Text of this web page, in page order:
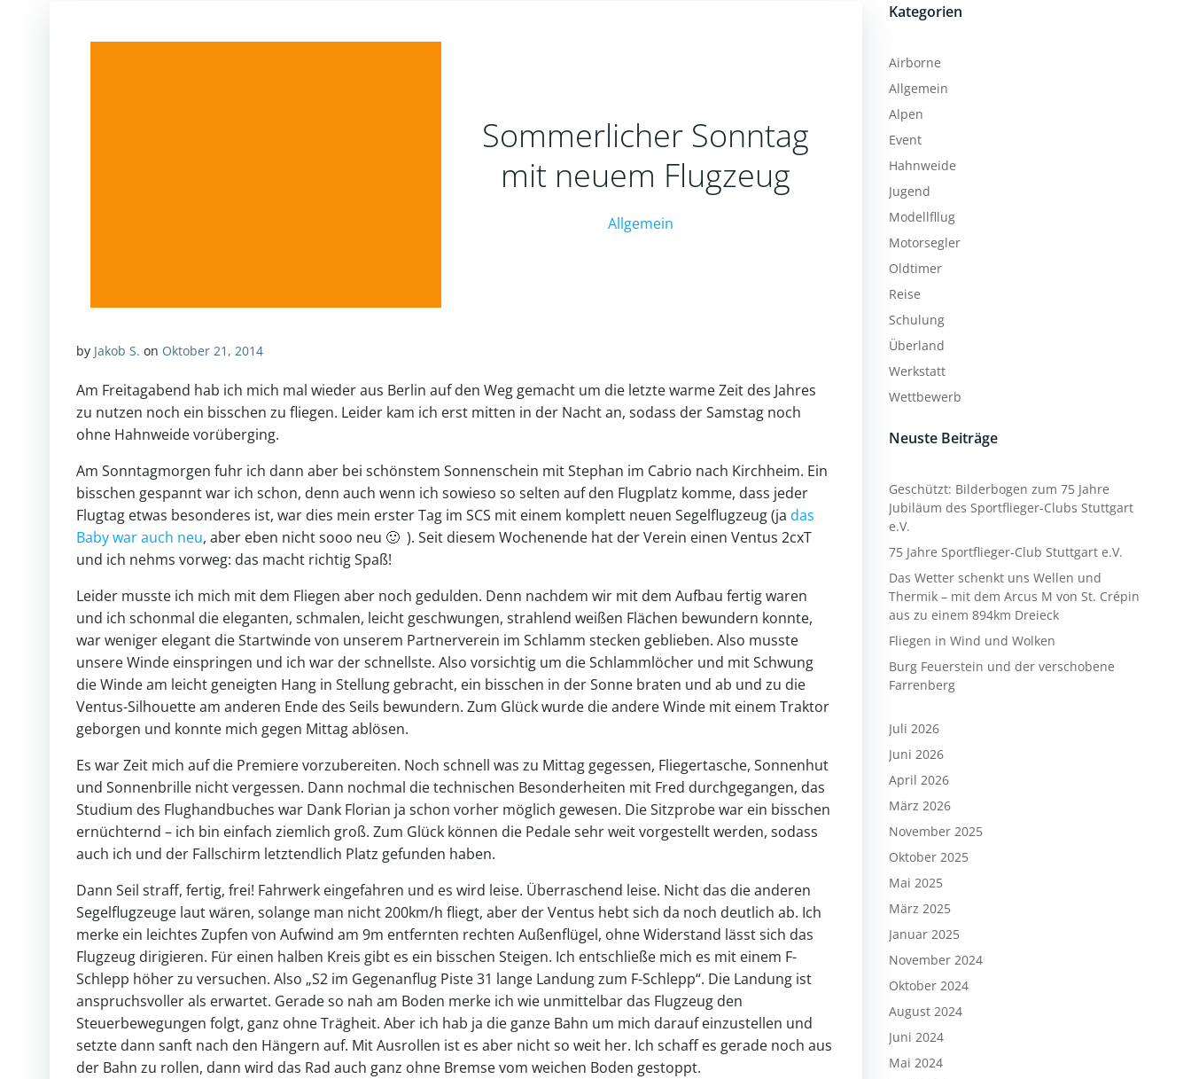
Sommerlicher Sonntag
mit neuem Flugzeug
Allgemein
by Jakob S. on Oktober 21, 2014
Am Freitagabend hab ich mich mal wieder aus Berlin auf den Weg gemacht um die letzte warme Zeit des Jahres
zu nutzen noch ein bisschen zu fliegen. Leider kam ich erst mitten in der Nacht an, sodass der Samstag noch
ohne Hahnweide vorüberging.
Am Sonntagmorgen fuhr ich dann aber bei schönstem Sonnenschein mit Stephan im Cabrio nach Kirchheim. Ein
bisschen gespannt war ich schon, denn auch wenn ich sowieso so selten auf den Flugplatz komme, dass jeder
Flugtag etwas besonderes ist, war dies mein erster Tag im SCS mit einem komplett neuen Segelflugzeug (ja das
Baby war auch neu, aber eben nicht sooo neu 🙂 ). Seit diesem Wochenende hat der Verein einen Ventus 2cxT
und ich nehms vorweg: das macht richtig Spaß!
Leider musste ich mich mit dem Fliegen aber noch gedulden. Denn nachdem wir mit dem Aufbau fertig waren
und ich schonmal die eleganten, schmalen, leicht geschwungen, strahlend weißen Flächen bewundern konnte,
war weniger elegant die Startwinde von unserem Partnerverein im Schlamm stecken geblieben. Also musste
unsere Winde einspringen und ich war der schnellste. Also vorsichtig um die Schlammlöcher und mit Schwung
die Winde am leicht geneigten Hang in Stellung gebracht, ein bisschen in der Sonne braten und ab und zu die
Ventus-Silhouette am anderen Ende des Seils bewundern. Zum Glück wurde die andere Winde mit einem Traktor
geborgen und konnte mich gegen Mittag ablösen.
Es war Zeit mich auf die Premiere vorzubereiten. Noch schnell was zu Mittag gegessen, Fliegertasche, Sonnenhut
und Sonnenbrille nicht vergessen. Dann nochmal die technischen Besonderheiten mit Fred durchgegangen, das
Studium des Flughandbuches war Dank Florian ja schon vorher möglich gewesen. Die Sitzprobe war ein bisschen
ernüchternd – ich bin einfach ziemlich groß. Zum Glück können die Pedale sehr weit vorgestellt werden, sodass
auch ich und der Fallschirm letztendlich Platz gefunden haben.
Dann Seil straff, fertig, frei! Fahrwerk eingefahren und es wird leise. Überraschend leise. Nicht das die anderen
Segelflugzeuge laut wären, solange man nicht 200km/h fliegt, aber der Ventus hebt sich da noch deutlich ab. Ich
merke ein leichtes Zupfen von Aufwind am 9m entfernten rechten Außenflügel, ohne Widerstand lässt sich das
Flugzeug dirigieren. Für einen halben Kreis gibt es ein bisschen Steigen. Ich entschließe mich es mit einem F-
Schlepp höher zu versuchen. Also „S2 im Gegenanflug Piste 31 lange Landung zum F-Schlepp“. Die Landung ist
anspruchsvoller als erwartet. Gerade so nah am Boden merke ich wie unmittelbar das Flugzeug den
Steuerbewegungen folgt, ganz ohne Trägheit. Aber ich hab ja die ganze Bahn um mich darauf einzustellen und
setzte dann sanft nach den Hängern auf. Mit Ausrollen ist es aber nicht so weit her. Ich schaff es gerade noch aus
der Bahn zu rollen, dann wird das Rad auch ganz ohne Bremse vom weichen Boden gestoppt.
Kategorien
Airborne
Allgemein
Alpen
Event
Hahnweide
Jugend
Modellfllug
Motorsegler
Oldtimer
Reise
Schulung
Überland
Werkstatt
Wettbewerb
Neuste Beiträge
Geschützt: Bilderbogen zum 75 Jahre
Jubiläum des Sportflieger-Clubs Stuttgart
e.V.
75 Jahre Sportflieger-Club Stuttgart e.V.
Das Wetter schenkt uns Wellen und
Thermik – mit dem Arcus M von St. Crépin
aus zu einem 894km Dreieck
Fliegen in Wind und Wolken
Burg Feuerstein und der verschobene
Farrenberg
Juli 2026
Juni 2026
April 2026
März 2026
November 2025
Oktober 2025
Mai 2025
März 2025
Januar 2025
November 2024
Oktober 2024
August 2024
Juni 2024
Mai 2024